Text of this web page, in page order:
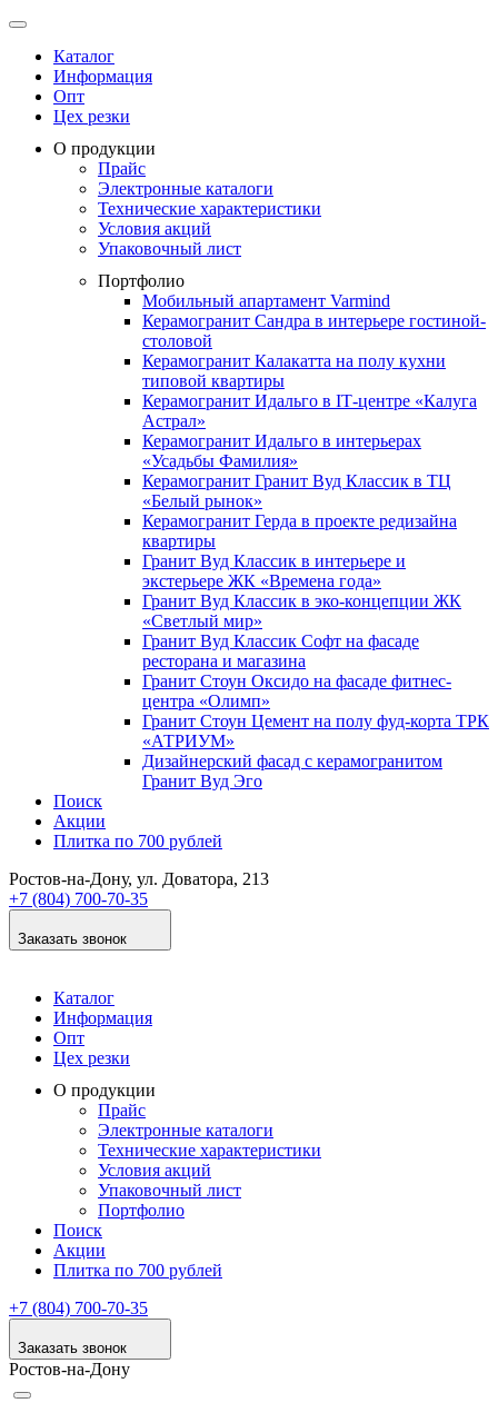
Каталог
Информация
Опт
Цех резки
О продукции
Прайс
Электронные каталоги
Технические характеристики
Условия акций
Упаковочный лист
Портфолио
Мобильный апартамент Varmind
Керамогранит Сандра в интерьере гостиной-
столовой
Керамогранит Калакатта на полу кухни
типовой квартиры
Керамогранит Идальго в IТ-центре «Калуга
Астрал»
Керамогранит Идальго в интерьерах
«Усадьбы Фамилия»
Керамогранит Гранит Вуд Классик в ТЦ
«Белый рынок»
Керамогранит Герда в проекте редизайна
квартиры
Гранит Вуд Классик в интерьере и
экстерьере ЖК «Времена года»
Гранит Вуд Классик в эко-концепции ЖК
«Светлый мир»
Гранит Вуд Классик Софт на фасаде
ресторана и магазина
Гранит Стоун Оксидо на фасаде фитнес-
центра «Олимп»
Гранит Стоун Цемент на полу фуд-корта ТРК
«АТРИУМ»
Дизайнер­ский фасад с керамогранитом
Гранит Вуд Эго
Поиск
Акции
Плитка по 700 рублей
Ростов-на-Дону, ул. Доватора, 213
+7 (804) 700-70-35
Заказать звонок
Каталог
Информация
Опт
Цех резки
О продукции
Прайс
Электронные каталоги
Технические характеристики
Условия акций
Упаковочный лист
Портфолио
Поиск
Акции
Плитка по 700 рублей
+7 (804) 700-70-35
Заказать звонок
Ростов-на-Дону